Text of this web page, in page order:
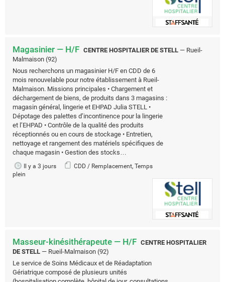
Magasinier — H/F CENTRE HOSPITALIER DE STELL — Rueil-
Malmaison (92)
Nous recherchons un magasinier H/F en CDD de 6
mois renouvelable pour notre établissement à Rueil-
Malmaison. Missions principales • Chargement et
déchargement de biens, de produits dans 3 magasins :
magasin général, lingerie et EHPAD Julia STELL •
Dépotage des palettes d’incontinence pour la lingerie
et l’EHPAD • Contrôle de la qualité des produits
réceptionnés ou en cours de stockage • Entretien,
nettoyage et rangement des matériels spécifiques de
chaque magasin • Gestion des stocks…
Il y a 3 jours
CDD / Remplacement, Temps
plein
Masseur-kinésithérapeute — H/F CENTRE HOSPITALIER
DE STELL — Rueil-Malmaison (92)
Le service de Soins Médicaux et de Réadaptation
Gériatrique composé de plusieurs unités